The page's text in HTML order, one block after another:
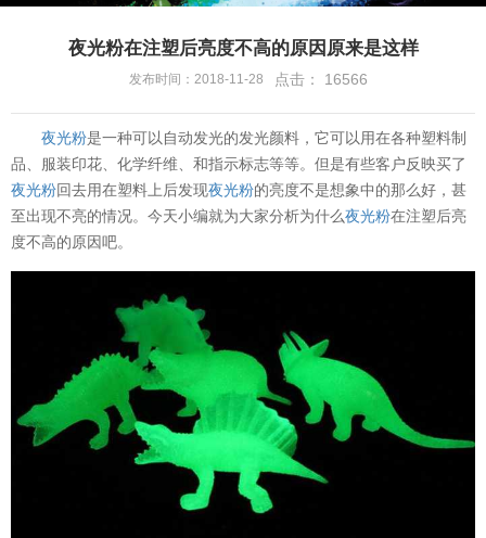
夜光粉在注塑后亮度不高的原因原来是这样
发布时间：2018-11-28 点击： 16566
夜光粉是一种可以自动发光的发光颜料，它可以用在各种塑料制
品、服装印花、化学纤维、和指示标志等等。但是有些客户反映买了
夜光粉回去用在塑料上后发现夜光粉的亮度不是想象中的那么好，甚
至出现不亮的情况。今天小编就为大家分析为什么夜光粉在注塑后亮
度不高的原因吧。